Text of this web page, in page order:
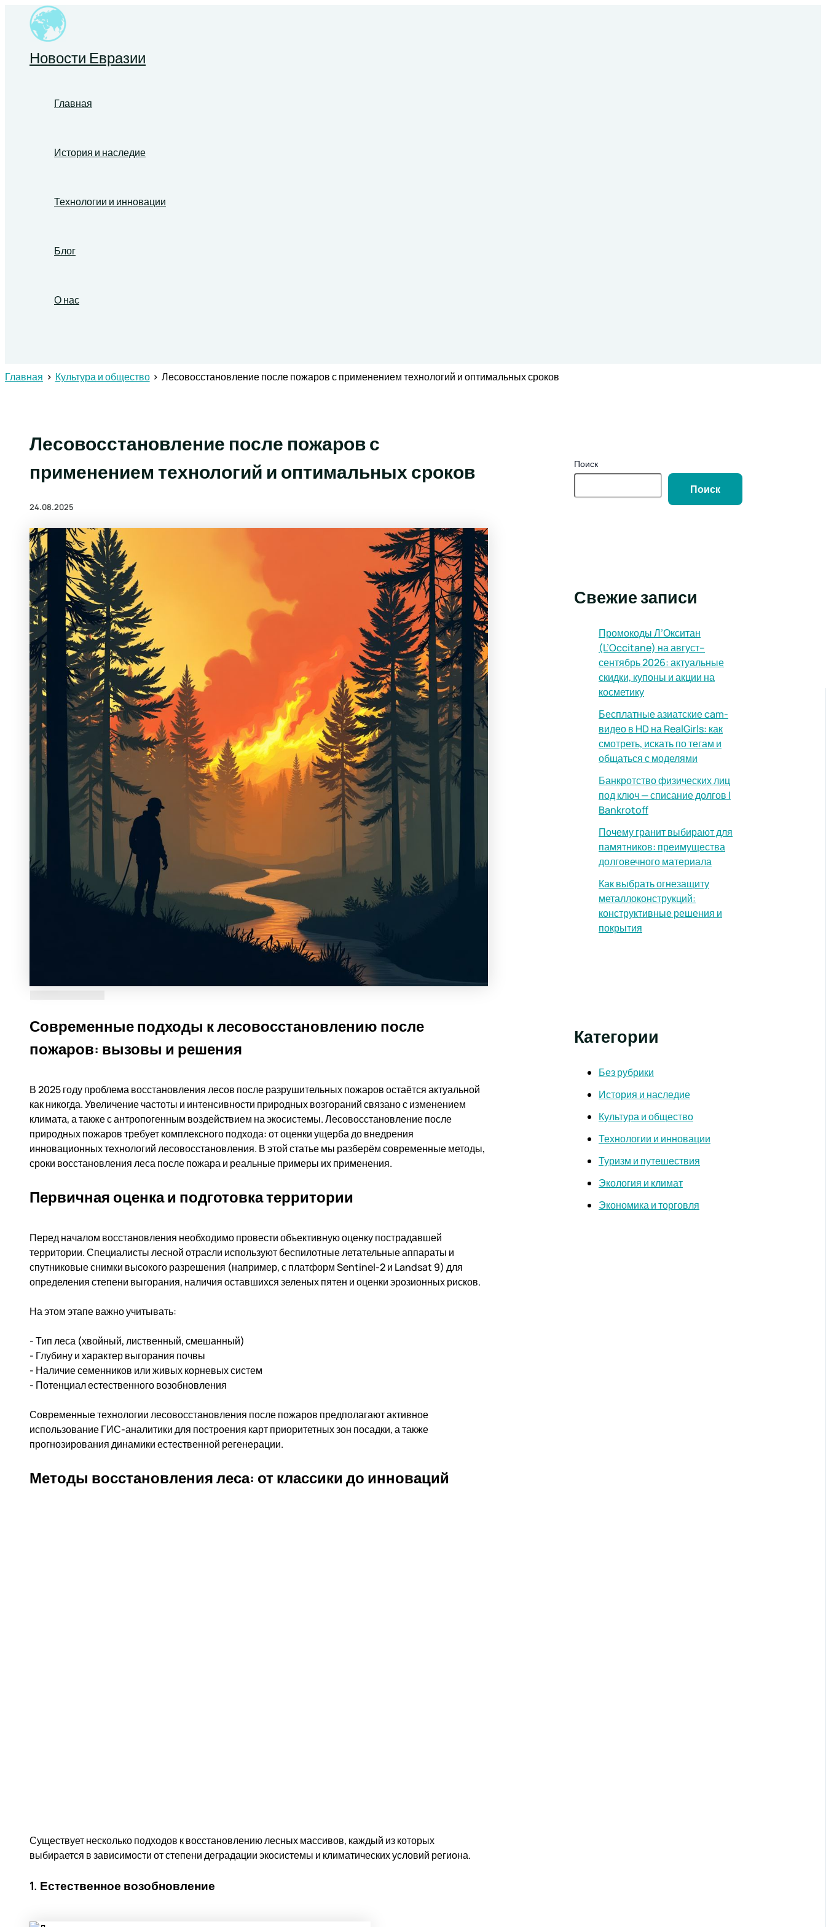
Перейти
содержимому
Новости Евразии
Главная
История и наследие
Технологии и инновации
Блог
О нас
Главная Культура и общество Лесовосстановление после пожаров с применением технологий и оптимальных сроков
Лесовосстановление после пожаров с
применением технологий и оптимальных сроков
24.08.2025
Современные подходы к лесовосстановлению после
пожаров: вызовы и решения
В 2025 году проблема восстановления лесов после разрушительных пожаров остаётся актуальной
как никогда. Увеличение частоты и интенсивности природных возгораний связано с изменением
климата, а также с антропогенным воздействием на экосистемы. Лесовосстановление после
природных пожаров требует комплексного подхода: от оценки ущерба до внедрения
инновационных технологий лесовосстановления. В этой статье мы разберём современные методы,
сроки восстановления леса после пожара и реальные примеры их применения.
Первичная оценка и подготовка территории
Перед началом восстановления необходимо провести объективную оценку пострадавшей
территории. Специалисты лесной отрасли используют беспилотные летательные аппараты и
спутниковые снимки высокого разрешения (например, с платформ Sentinel-2 и Landsat 9) для
определения степени выгорания, наличия оставшихся зеленых пятен и оценки эрозионных рисков.
На этом этапе важно учитывать:
- Тип леса (хвойный, лиственный, смешанный)
- Глубину и характер выгорания почвы
- Наличие семенников или живых корневых систем
- Потенциал естественного возобновления
Современные технологии лесовосстановления после пожаров предполагают активное
использование ГИС-аналитики для построения карт приоритетных зон посадки, а также
прогнозирования динамики естественной регенерации.
Методы восстановления леса: от классики до инноваций
Существует несколько подходов к восстановлению лесных массивов, каждый из которых
выбирается в зависимости от степени деградации экосистемы и климатических условий региона.
1. Естественное возобновление
Поиск
Поиск
Свежие записи
Промокоды Л’Окситан
(L’Occitane) на август–
сентябрь 2026: актуальные
скидки, купоны и акции на
косметику
Бесплатные азиатские cam-
видео в HD на RealGirls: как
смотреть, искать по тегам и
общаться с моделями
Банкротство физических лиц
под ключ — списание долгов |
Bankrotoff
Почему гранит выбирают для
памятников: преимущества
долговечного материала
Как выбрать огнезащиту
металлоконструкций:
конструктивные решения и
покрытия
Категории
Без рубрики
История и наследие
Культура и общество
Технологии и инновации
Туризм и путешествия
Экология и климат
Экономика и торговля